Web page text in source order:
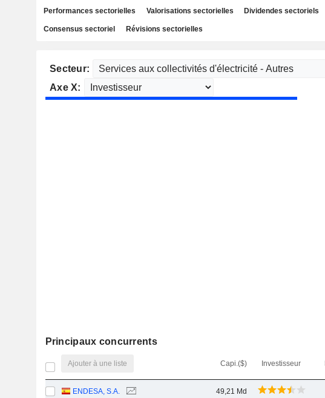
Performances sectorielles Valorisations sectorielles Dividendes sectoriels
Consensus sectoriel Révisions sectorielles
Secteur:
Axe X:
Principaux concurrents
Ajouter à une liste Capi.($) Investisseur
ENDESA, S.A. 49,21 Md